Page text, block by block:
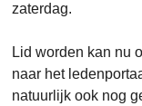
zaterdag.
Lid worden kan nu
naar het
natuurlijk ook nog